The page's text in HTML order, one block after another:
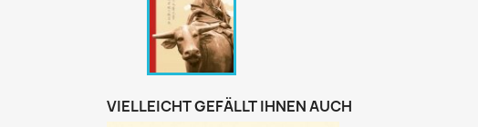
VIELLEICHT GEFÄLLT IHNEN AUCH